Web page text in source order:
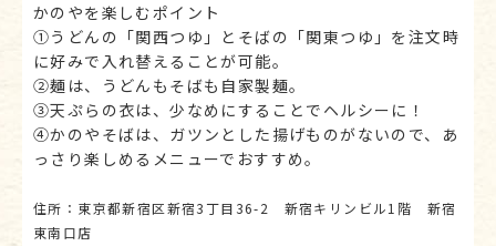
かのやを楽しむポイント
①うどんの「関西つゆ」とそばの「関東つゆ」を注文時
に好みで入れ替えることが可能。
②麺は、うどんもそばも自家製麺。
③天ぷらの衣は、少なめにすることでヘルシーに！
④かのやそばは、ガツンとした揚げものがないので、あ
っさり楽しめるメニューでおすすめ。
住所：東京都新宿区新宿3丁目36-2 新宿キリンビル1階 新宿
東南口店